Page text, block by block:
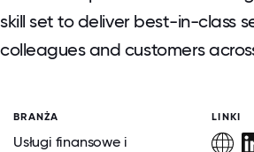
skill set to deliver best-in-class
colleagues and customers
BRANŻA
Usługi finansowe i
LINKI